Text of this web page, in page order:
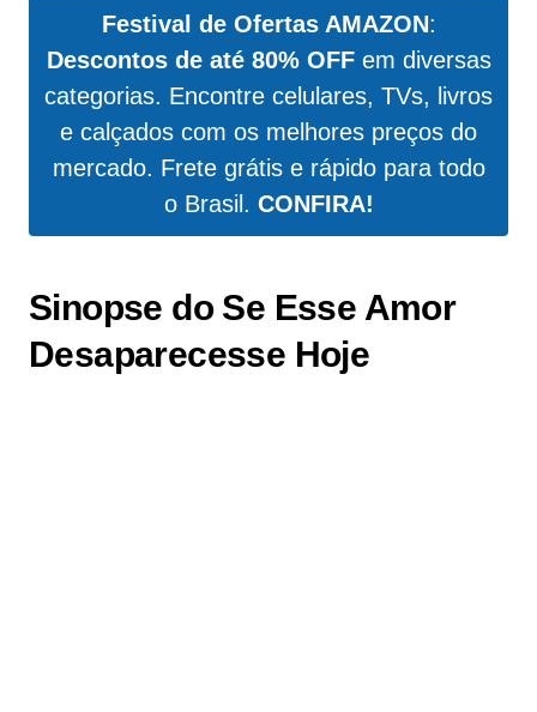
Festival de Ofertas AMAZON:
Descontos de até 80% OFFem diversas
categorias. Encontre celulares, TVs, livros
e calçados com os melhores preços do
mercado. Frete grátis e rápido para todo
o Brasil. CONFIRA!
Sinopse do Se Esse Amor
Desaparecesse Hoje